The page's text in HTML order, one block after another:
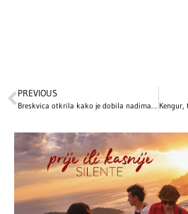
PREVIOUS
Breskvica otkrila kako je dobila nadimak: „Kriva“ jedna osoba!